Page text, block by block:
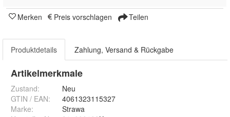
Merken Preis vorschlagen Teilen
Produktdetails Zahlung, Versand & Rückgabe
Artikelmerkmale
Zustand:
Neu
GTIN / EAN:
4061323115327
Marke:
Strawa